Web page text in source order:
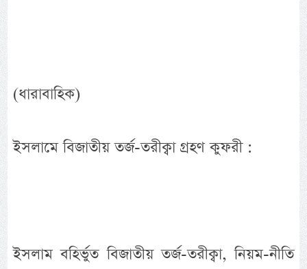
(ধারাবাহিক)
ইসলামে বিজাতীয় তর্জ-তরীক্বা গ্রহণ কুফরী :
ইসলাম বহির্ভুত বিজাতীয় তর্জ-তরীক্বা, নিয়ম-নীতি